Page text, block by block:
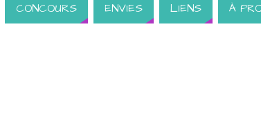
CONCOURS ENVIES LIENS À